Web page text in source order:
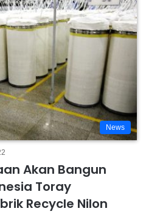
News
Akan Bangun
Toray
Recycle Nilon